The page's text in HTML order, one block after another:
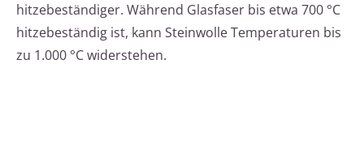
hitzebeständiger. Während Glasfaser bis etwa 700 °C
hitzebeständig ist, kann Steinwolle Temperaturen bis
zu 1.000 °C widerstehen.